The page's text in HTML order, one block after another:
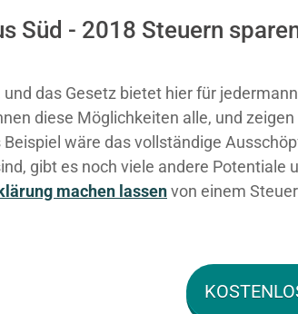
Süd - 2018 Steuern
das Gesetz bietet hier für
diese Möglichkeiten alle, und
wäre das vollständige
gibt es noch viele andere Potentiale
machen lassenvon einem